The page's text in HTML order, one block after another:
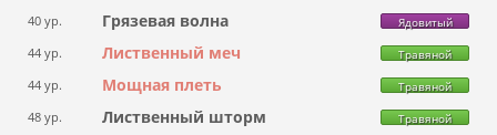
40 ур. Грязевая волна Ядовитый
44 ур. Лиственный меч Травяной
44 ур. Мощная плеть Травяной
48 ур. Лиственный шторм Травяной